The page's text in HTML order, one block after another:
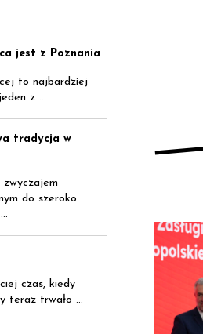
jest z Poznania
to najbardziej
z ...
tradycja w
zwyczajem
do szeroko
czas, kiedy
teraz trwało ...